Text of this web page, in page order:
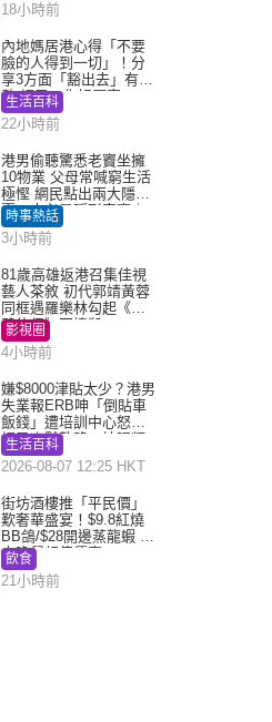
18小時前
內地媽居港心得「不要
臉的人得到一切」！分
享3方面「豁出去」有著
數 網民：你好厲害
生活百科
22小時前
港男偷聽驚悉老竇坐擁
10物業 父母常喊窮生活
極慳 網民點出兩大隱
憂：未必是隱形富豪｜
Juicy叮
時事熱話
3小時前
81歲高雄返港召集佳視
藝人茶敘 初代郭靖黃蓉
同框遇羅樂林勾起《神
鵰俠侶》回憶殺
影視圈
4小時前
嫌$8000津貼太少？港男
失業報ERB呻「倒貼車
飯錢」遭培訓中心怒轟
網民幽默教路：揀呢類
課程唔會蝕...
生活百科
2026-08-07 12:25 HKT
街坊酒樓推「平民價」
歎奢華盛宴！$9.8紅燒
BB鴿/$28開邊蒸龍蝦 3
大晚餐超值優惠
飲食
21小時前